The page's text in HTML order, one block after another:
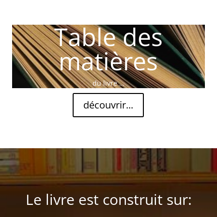
Table des
matières
du livre …
découvrir...
Le livre est construit sur: